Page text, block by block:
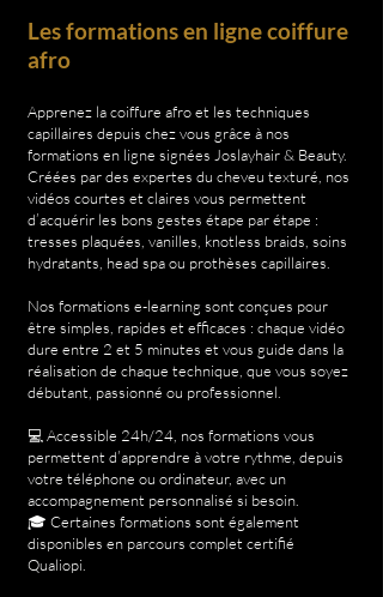
Les formations en lignecoiffure
afro
Apprenez la coiffure afro et les techniques
capillaires depuis chez vous grâce à nos
formations en ligne signées Joslayhair & Beauty.
Créées par des expertes du cheveu texturé, nos
vidéos courtes et claires vous permettent
d’acquérir les bons gestes étape par étape :
tresses plaquées, vanilles, knotless braids, soins
hydratants, head spa ou prothèses capillaires.
Nos formations e-learning sont conçues pour
être simples, rapides et efficaces : chaque vidéo
dure entre 2 et 5 minutes et vous guide dans la
réalisation de chaque technique, que vous soyez
débutant, passionné ou professionnel.
💻 Accessible 24h/24, nos formations vous
permettent d’apprendre à votre rythme, depuis
votre téléphone ou ordinateur, avec un
accompagnement personnalisé si besoin.
🎓 Certaines formations sont également
disponibles en parcours complet certifié
Qualiopi.